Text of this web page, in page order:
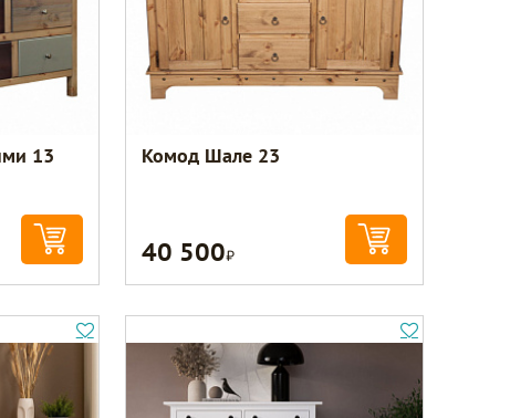
13
Комод Шале 23
40 500Р